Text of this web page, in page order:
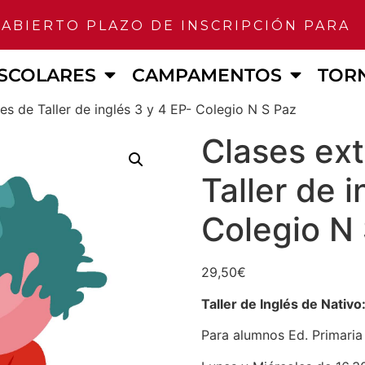
PLAZO DE INSCRIPCIÓN PARA
CAMPAMENTOS
de Taller de inglés 3 y 4 EP- Colegio N S Paz
Clases
Taller de
Colegio N
29,50€
Taller de Inglés de Nativo:
Para alumnos Ed.